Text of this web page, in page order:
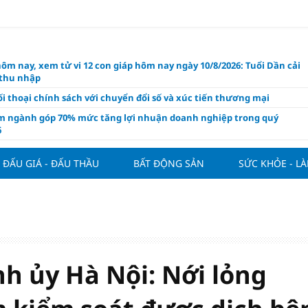
nay, xem tử vi 12 con giáp hôm nay ngày 10/8/2026: Tuổi Dần cải
nhập
thoại chính sách với chuyển đổi số và xúc tiến thương mại
ngành góp 70% mức tăng lợi nhuận doanh nghiệp trong quý
nghiệp kiến nghị gì trong dự thảo Luật Kinh doanh bất động sản
chính thức đàm phán mua Joao Palhinha từ Bayern Munich
công bố và chính thức mở màn Vòng sơ khảo Miss Galaxy Việt
Đỉnh cao nhan sắc trong kỷ nguyên số
giá quyền sử dụng đất và khách sạn tại tại số 8 - 10 Chu Văn An
dư địa phát triển mới
ĐẤU GIÁ - ĐẤU THẦU BẤT ĐỘNG SẢN SỨC KHỎE -
ủy Hà Nội: Nới lỏng